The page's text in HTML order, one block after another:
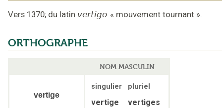
Vers 1370; du latin vertigo « mouvement tournant ».
ORTHOGRAPHE
NOM MASCULIN
vertige
singulier pluriel
vertige vertiges